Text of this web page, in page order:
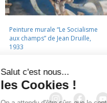
Peinture murale “Le Socialisme
aux champs” de Jean Druille,
1933